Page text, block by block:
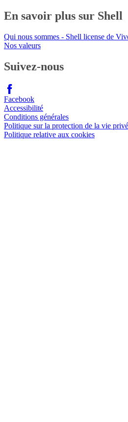
En savoir plus sur Shell
Qui nous sommes - Shell license de
Nos valeurs
Suivez-nous
Facebook
Accessibilité
Conditions générales
Politique sur la protection de la vie
Politique relative aux cookies